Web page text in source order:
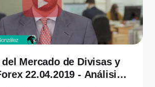
Mercado de Divisas y
22.04.2019 - Análisis